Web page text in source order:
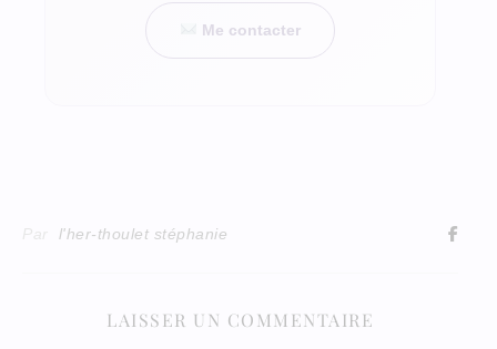
Me contacter
Par l'her-thoulet stéphanie
LAISSER UN COMMENTAIRE